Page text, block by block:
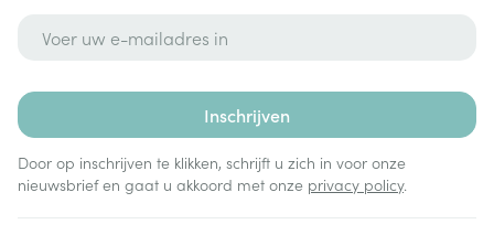
Inschrijven
Door op inschrijven te klikken, schrijft u zich in voor onze
nieuwsbrief en gaat u akkoord met onze privacy policy.